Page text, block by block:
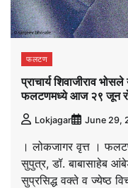
फलटण
प्राचार्य शिवाजीराव
फलटणमध्ये आज २९ जून
Lokjagar June 29,
। लोकजागर वृत्त ।
सुपुत्र, डॉ. बाबासाहेब
सुप्रसिद्ध वक्ते व ज्येष्ठ